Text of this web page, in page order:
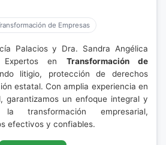
de Empresas
Palacios y Dra. Sandra Angélica
Expertos en Transformación de
litigio, protección de derechos
estatal. Con amplia experiencia en
garantizamos un enfoque integral y
transformación empresarial,
efectivos y confiables.